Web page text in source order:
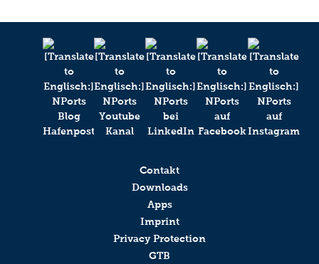
Contakt
Downloads
Apps
Imprint
Privacy Protection
GTB